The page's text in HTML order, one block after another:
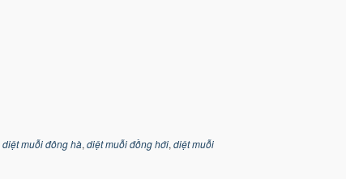
diệt muỗi đông hà, diệt muỗi đồng hới, diệt muỗi